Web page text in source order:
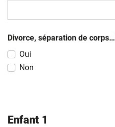
Divorce, séparation de corps…
Oui
Non
Enfant 1